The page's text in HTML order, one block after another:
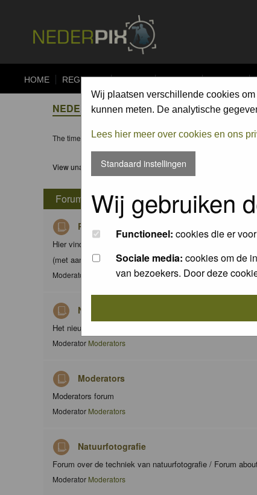
HOME REGISTER FORUM UPLOAD ALBUMS
Wij plaatsen verschillende cookies
kunnen meten. De analytische
Lees hier meer over cookies en ons
Standaard instellingen
Wij gebruiken
Functioneel: cookies die er
Sociale media: cookies om de
van bezoekers. Door deze
NEDERPIX.NL FORUM INDEX
The time now is Fri 07 Aug 2026, 23:58
View unanswered posts
Forum
Richtlijnen voor Nederpix fotografen
Hier vind je de criteria waaraan foto's in de diverse albums
(met aanvullingen) van Nederpix.
Moderator Moderators
Nieuws / News
Het nieuws forum / The news forum
Moderator Moderators
Moderators
Moderators forum
Moderator Moderators
Natuurfotografie
Forum over de techniek van natuurfotografie / Forum
Moderator Moderators